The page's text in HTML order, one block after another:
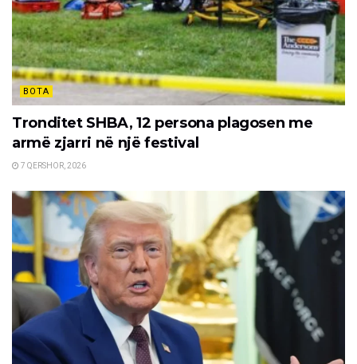
BOTA
Tronditet SHBA, 12 persona plagosen me
armë zjarri në një festival
7 QERSHOR, 2026